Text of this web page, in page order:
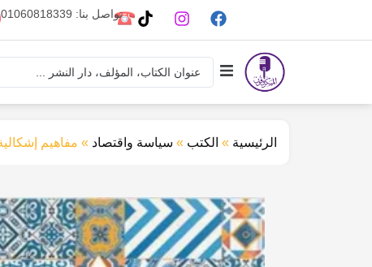
تواصل بنا: 01060818339
الرئيسية » الكتب » سياسة واقتصاد » مفاهيم